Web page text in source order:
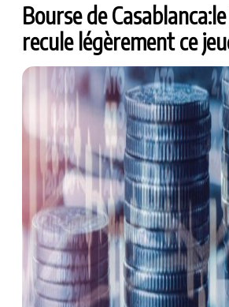
Bourse de
recule légèrement ce